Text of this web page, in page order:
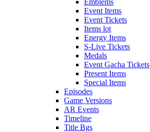
Emblems
Event Items
Event Tickets
Items lot
Energy Items
S-Live Tickets
Medals
Event Gacha Tickets
Present Items
Special Items
Episodes
Game Versions
AR Events
Timeline
Title Bgs